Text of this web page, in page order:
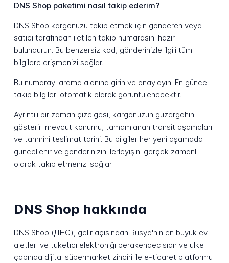
DNS Shop paketimi nasıl takip ederim?
DNS Shop kargonuzu takip etmek için gönderen veya
satıcı tarafından iletilen takip numarasını hazır
bulundurun. Bu benzersiz kod, gönderinizle ilgili tüm
bilgilere erişmenizi sağlar.
Bu numarayı arama alanına girin ve onaylayın. En güncel
takip bilgileri otomatik olarak görüntülenecektir.
Ayrıntılı bir zaman çizelgesi, kargonuzun güzergahını
gösterir: mevcut konumu, tamamlanan transit aşamaları
ve tahmini teslimat tarihi. Bu bilgiler her yeni aşamada
güncellenir ve gönderinizin ilerleyişini gerçek zamanlı
olarak takip etmenizi sağlar.
DNS Shop hakkında
DNS Shop (ДНС), gelir açısından Rusya'nın en büyük ev
aletleri ve tüketici elektroniği perakendecisidir ve ülke
çapında dijital süpermarket zinciri ile e-ticaret platformu